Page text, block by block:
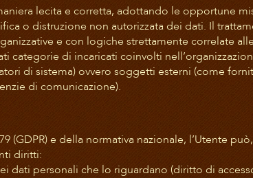
lecita e corretta, adottando le opportune
o distruzione non autorizzata dei dati. Il
e con logiche strettamente correlate
categorie di incaricati coinvolti
di sistema) ovvero soggetti esterni (come
di comunicazione).
(GDPR) e della normativa nazionale, l’Utente
diritti:
dati personali che lo riguardano (diritto di